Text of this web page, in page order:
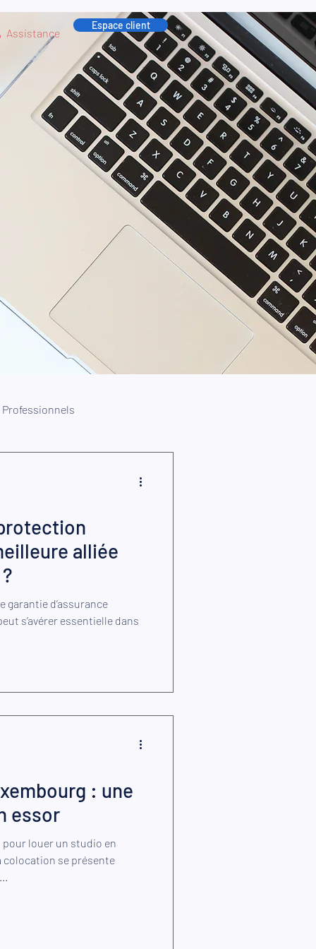
Assistance
Espace client
Professionnels
alliée
s’avérer essentielle dans
: une
essor
pour louer un studio en
colocation se présente